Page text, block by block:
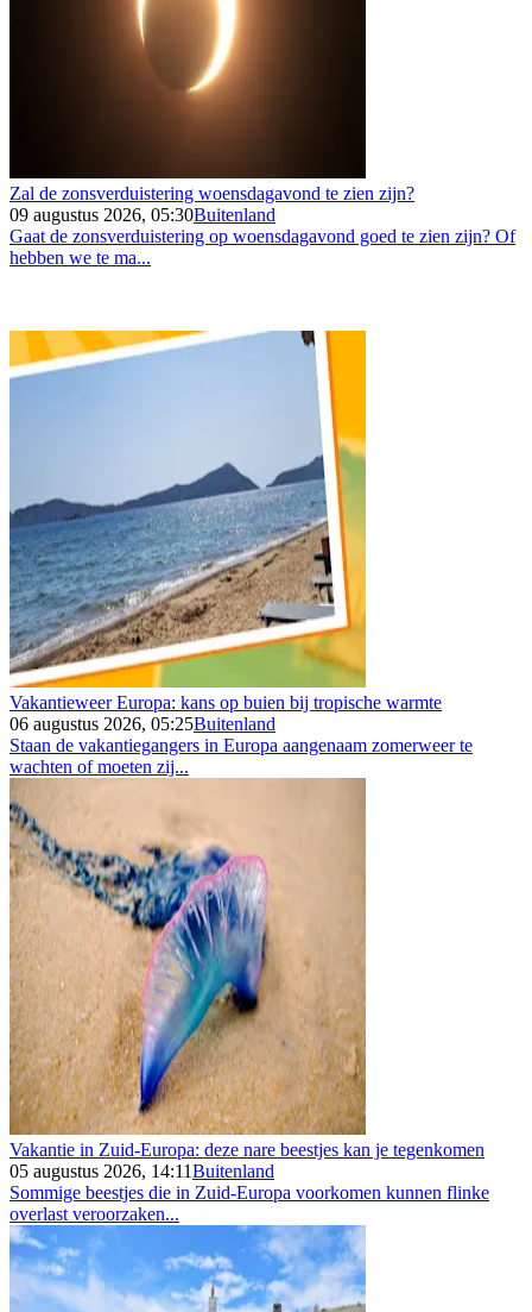
Zal de zonsverduistering woensdagavond te zien zijn?
09 augustus 2026, 05:30Buitenland
Gaat de zonsverduistering op woensdagavond goed te zien zijn? Of
hebben we te ma...
Vakantieweer Europa: kans op buien bij tropische warmte
06 augustus 2026, 05:25Buitenland
Staan de vakantiegangers in Europa aangenaam zomerweer te
wachten of moeten zij...
Vakantie in Zuid-Europa: deze nare beestjes kan je tegenkomen
05 augustus 2026, 14:11Buitenland
Sommige beestjes die in Zuid-Europa voorkomen kunnen flinke
overlast veroorzaken...